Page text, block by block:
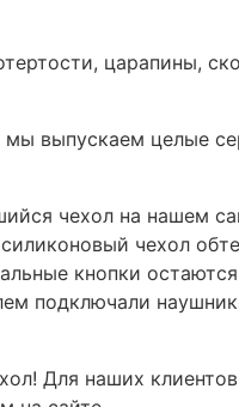
царапины,
выпускаем целые
чехол на нашем
чехол
кнопки
подключали
Для наших